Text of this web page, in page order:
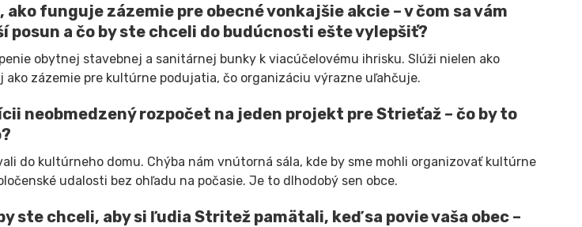
ako funguje zázemie pre obecné vonkajšie akcie – v čom sa vám
posun a čo by ste chceli do budúcnosti ešte vylepšiť?
obytnej stavebnej a sanitárnej bunky k viacúčelovému ihrisku. Slúži nielen ako
ako zázemie pre kultúrne podujatia, čo organizáciu výrazne uľahčuje.
neobmedzený rozpočet na jeden projekt pre Strieťaž – čo by to
do kultúrneho domu. Chýba nám vnútorná sála, kde by sme mohli organizovať kultúrne
udalosti bez ohľadu na počasie. Je to dlhodobý sen obce.
ste chceli, aby si ľudia Stritež pamätali, keď sa povie vaša obec –